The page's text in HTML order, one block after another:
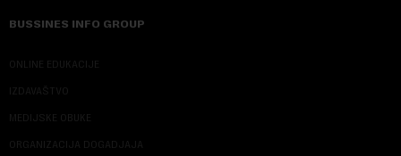
BUSSINES INFO GROUP
ONLINE EDUKACIJE
IZDAVAŠTVO
MEDIJSKE OBUKE
ORGANIZACIJA DOGADJAJA